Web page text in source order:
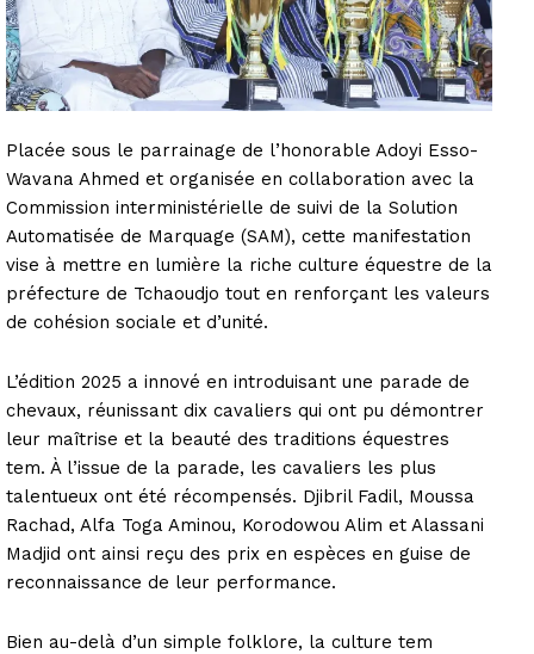
Placée sous le parrainage de l’honorable Adoyi Esso-
Wavana Ahmed et organisée en collaboration avec la
Commission interministérielle de suivi de la Solution
Automatisée de Marquage (SAM), cette manifestation
vise à mettre en lumière la riche culture équestre de la
préfecture de Tchaoudjo tout en renforçant les valeurs
de cohésion sociale et d’unité.
L’édition 2025 a innové en introduisant une parade de
chevaux, réunissant dix cavaliers qui ont pu démontrer
leur maîtrise et la beauté des traditions équestres
tem. À l’issue de la parade, les cavaliers les plus
talentueux ont été récompensés. Djibril Fadil, Moussa
Rachad, Alfa Toga Aminou, Korodowou Alim et Alassani
Madjid ont ainsi reçu des prix en espèces en guise de
reconnaissance de leur performance.
Bien au-delà d’un simple folklore, la culture tem